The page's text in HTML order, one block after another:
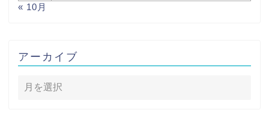
« 10月
アーカイブ